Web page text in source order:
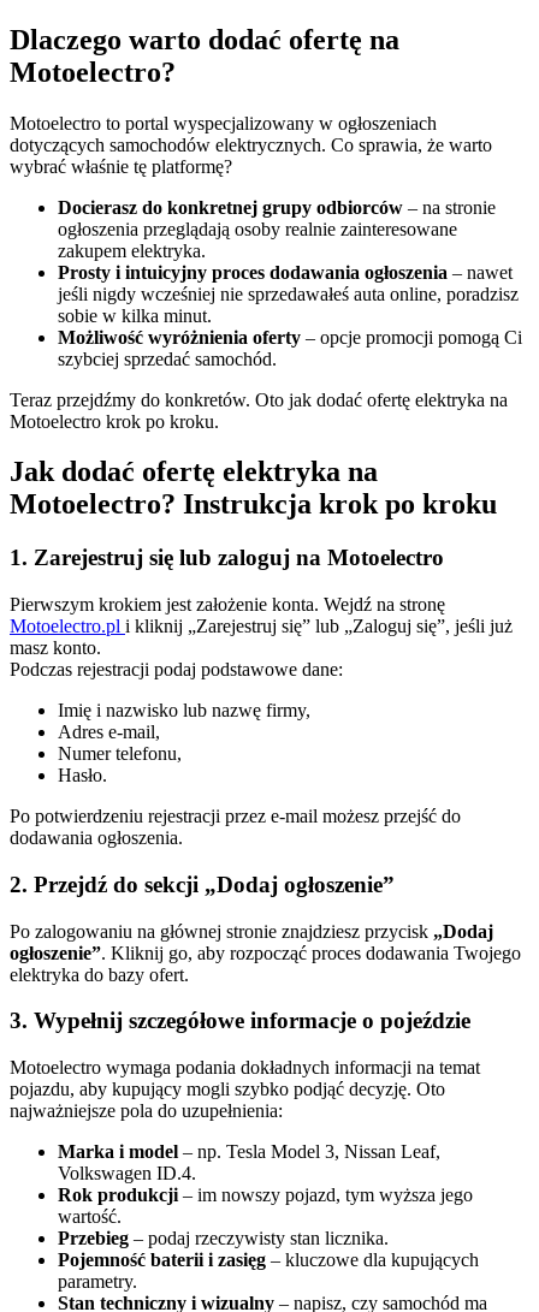
Dlaczego warto dodać ofertę na
Motoelectro?
Motoelectro to portal wyspecjalizowany w ogłoszeniach
dotyczących samochodów elektrycznych. Co sprawia, że warto
wybrać właśnie tę platformę?
Docierasz do konkretnej grupy odbiorców – na stronie
ogłoszenia przeglądają osoby realnie zainteresowane
zakupem elektryka.
Prosty i intuicyjny proces dodawania ogłoszenia – nawet
jeśli nigdy wcześniej nie sprzedawałeś auta online, poradzisz
sobie w kilka minut.
Możliwość wyróżnienia oferty – opcje promocji pomogą Ci
szybciej sprzedać samochód.
Teraz przejdźmy do konkretów. Oto jak dodać ofertę elektryka na
Motoelectro krok po kroku.
Jak dodać ofertę elektryka na
Motoelectro? Instrukcja krok po kroku
1. Zarejestruj się lub zaloguj na Motoelectro
Pierwszym krokiem jest założenie konta. Wejdź na stronę
Motoelectro.pl i kliknij „Zarejestruj się” lub „Zaloguj się”, jeśli już
masz konto.
Podczas rejestracji podaj podstawowe dane:
Imię i nazwisko lub nazwę firmy,
Adres e-mail,
Numer telefonu,
Hasło.
Po potwierdzeniu rejestracji przez e-mail możesz przejść do
dodawania ogłoszenia.
2. Przejdź do sekcji „Dodaj ogłoszenie”
Po zalogowaniu na głównej stronie znajdziesz przycisk „Dodaj
ogłoszenie”. Kliknij go, aby rozpocząć proces dodawania Twojego
elektryka do bazy ofert.
3. Wypełnij szczegółowe informacje o pojeździe
Motoelectro wymaga podania dokładnych informacji na temat
pojazdu, aby kupujący mogli szybko podjąć decyzję. Oto
najważniejsze pola do uzupełnienia:
Marka i model – np. Tesla Model 3, Nissan Leaf,
Volkswagen ID.4.
Rok produkcji – im nowszy pojazd, tym wyższa jego
wartość.
Przebieg – podaj rzeczywisty stan licznika.
Pojemność baterii i zasięg – kluczowe dla kupujących
parametry.
Stan techniczny i wizualny – napisz, czy samochód ma